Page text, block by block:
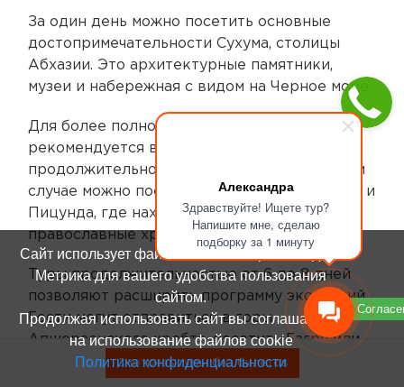
Александра
Здравствуйте! Ищете тур?
Напишите мне, сделаю
подборку за 1 минуту
За один день можно посетить основные
достопримечательности Сухума, столицы
Абхазии. Это архитектурные памятники,
музеи и набережная с видом на Черное море.
Для более полного знакомства с регионом
рекомендуется выбирать туры
продолжительностью от 2 до 5 дней. В этом
случае можно посетить города Новый Афон и
Пицунда, где находятся известные
православные храмы и живописные пляжи.
Туры продолжительностью от 6 до 8 дней
позволяют расширить программу экскурсий.
Гости могут отправиться в горы
Апшераонского хребта, посетить Гагру или
Очамчир, а также посмотреть знаменитый
Смотреть туры без билетов
Сайт использует файлы cookie и сервис Яндекс
Метрика для вашего удобства пользования
сайтом.
Продолжая использовать сайт вы соглашаетесь
на использование файлов cookie
Политика конфиденциальности